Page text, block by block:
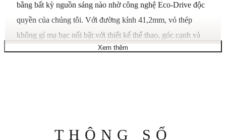
bằng bất kỳ nguồn sáng nào nhờ công nghệ Eco-Drive độc ​​
quyền của chúng tôi. Với đường kính 41,2mm, vỏ thép
không gỉ mạ bạc nổi bật với thiết kế thể thao, góc cạnh và
núm vặn được khắc sâu, chắc chắn. Khả năng chống nước
bởi kim chỉ giờ và phút dạ quang, một phần được thiết kế
Xem thêm
THÔNG SỐ